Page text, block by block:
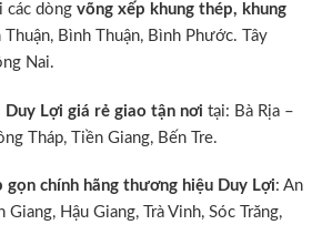
các dòng võng xếp khung thép, khung
Bình Thuận, Bình Phước. Tây
Nai.
Duy Lợi giá rẻ giao tận nơi tại: Bà Rịa –
Tháp, Tiền Giang, Bến Tre.
gọn chính hãng thương hiệu Duy Lợi: An
Hậu Giang, Trà Vinh, Sóc Trăng,